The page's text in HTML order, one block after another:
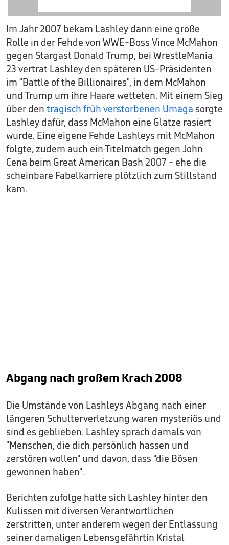
Im Jahr 2007 bekam Lashley dann eine große
Rolle in der Fehde von WWE-Boss Vince McMahon
gegen Stargast Donald Trump, bei WrestleMania
23 vertrat Lashley den späteren US-Präsidenten
im "Battle of the Billionaires", in dem McMahon
und Trump um ihre Haare wetteten. Mit einem Sieg
über den tragisch früh verstorbenen Umaga sorgte
Lashley dafür, dass McMahon eine Glatze rasiert
wurde. Eine eigene Fehde Lashleys mit McMahon
folgte, zudem auch ein Titelmatch gegen John
Cena beim Great American Bash 2007 - ehe die
scheinbare Fabelkarriere plötzlich zum Stillstand
kam.
Abgang nach großem Krach 2008
Die Umstände von Lashleys Abgang nach einer
längeren Schulterverletzung waren mysteriös und
sind es geblieben. Lashley sprach damals von
"Menschen, die dich persönlich hassen und
zerstören wollen" und davon, dass "die Bösen
gewonnen haben".
Berichten zufolge hatte sich Lashley hinter den
Kulissen mit diversen Verantwortlichen
zerstritten, unter anderem wegen der Entlassung
seiner damaligen Lebensgefährtin Kristal